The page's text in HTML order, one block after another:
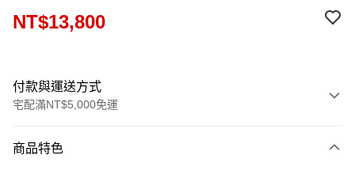
NT$13,800
付款與運送方式
宅配滿NT$5,000免運
信用卡一次付款
商品特色